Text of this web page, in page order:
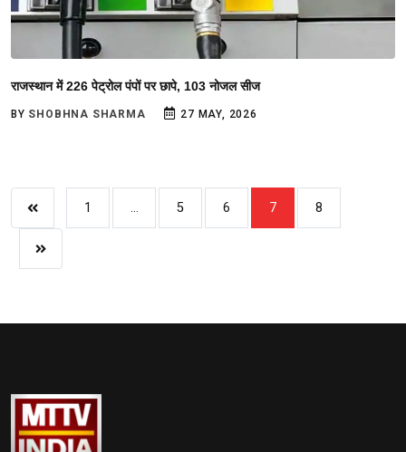
राजस्थान में 226 पेट्रोल पंपों पर छापे, 103 नोजल सीज
BY SHOBHNA SHARMA 27 MAY, 2026
1 ... 5 6 7 8